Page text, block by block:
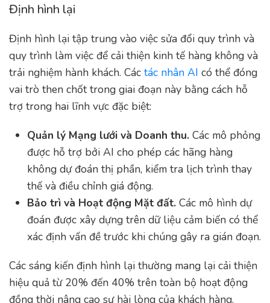
Định hình lại
Định hình lại tập trung vào việc sửa đổi quy trình và
quy trình làm việc để cải thiện kinh tế hàng không và
trải nghiệm hành khách. Các tác nhân AI có thể đóng
vai trò then chốt trong giai đoạn này bằng cách hỗ
trợ trong hai lĩnh vực đặc biệt:
Quản lý Mạng lưới và Doanh thu. Các mô phỏng
được hỗ trợ bởi AI cho phép các hãng hàng
không dự đoán thị phần, kiểm tra lịch trình thay
thế và điều chỉnh giá động.
Bảo trì và Hoạt động Mặt đất. Các mô hình dự
đoán được xây dựng trên dữ liệu cảm biến có thể
xác định vấn đề trước khi chúng gây ra gián đoạn.
Các sáng kiến định hình lại thường mang lại cải thiện
hiệu quả từ 20% đến 40% trên toàn bộ hoạt động
đồng thời nâng cao sự hài lòng của khách hàng.